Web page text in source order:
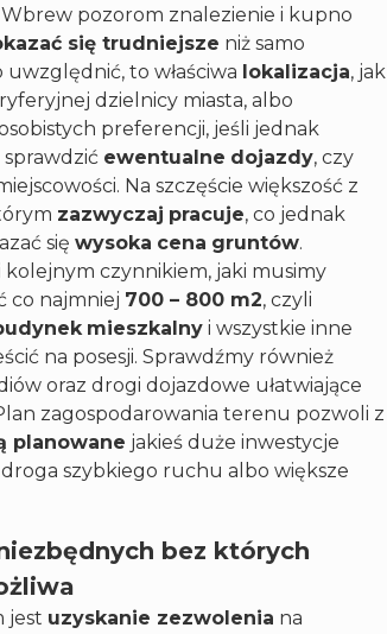
Wbrew pozorom znalezienie i kupno
się trudniejsze niż samo
to właściwa lokalizacja, jak
dzielnicy miasta, albo
preferencji, jeśli jednak
ewentualne dojazdy, czy
Na szczęście większość z
zazwyczaj pracuje, co jednak
się wysoka cena gruntów.
kolejnym czynnikiem, jaki musimy
co najmniej 700 – 800 m2, czyli
mieszkalny i wszystkie inne
na posesji. Sprawdźmy również
oraz drogi dojazdowe ułatwiające
zagospodarowania terenu pozwoli z
planowane jakieś duże inwestycje
droga szybkiego ruchu albo większe
bez których
jest uzyskanie zezwolenia na